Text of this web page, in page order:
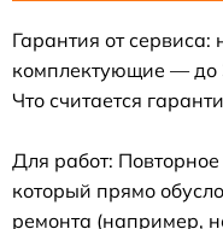
Гарантия от
комплектующие — до
Что считается
Для работ:
который прямо
ремонта (например,